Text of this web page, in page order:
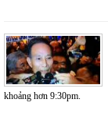
khoảng hơn 9:30pm.